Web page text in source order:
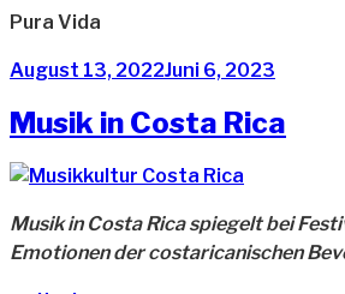
Pura Vida
Veröffentlicht
August 13, 2022Juni 6, 2023
Musik in Costa Rica
Musik in Costa Rica spiegelt bei
Emotionen der costaricanischen